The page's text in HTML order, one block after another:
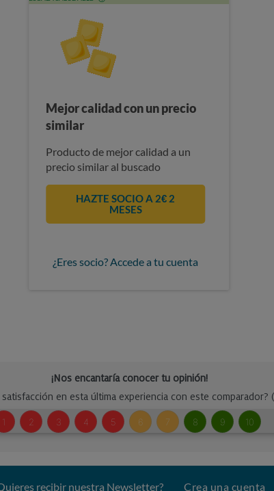
Mejor calidad con un precio
similar
Producto de mejor calidad a un
precio similar al buscado
HAZTE SOCIO A 2€ 2
MESES
¿Eres socio? Accede a tu cuenta
recibir nuestra Newsletter? Crea una cuenta